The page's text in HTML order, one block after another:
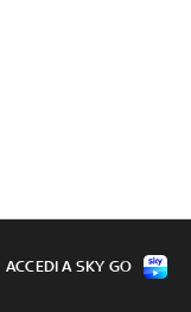
ACCEDI A SKY GO